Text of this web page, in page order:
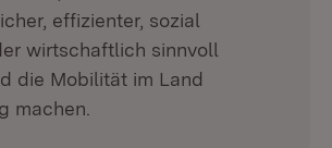
effizienter, sozial
wirtschaftlich sinnvoll
die Mobilität im Land
machen.